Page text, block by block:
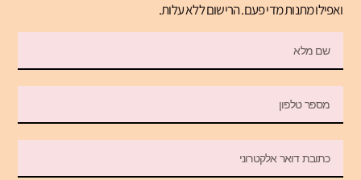
ואפילו מתנות מדי פעם. הרישום ללא עלות.